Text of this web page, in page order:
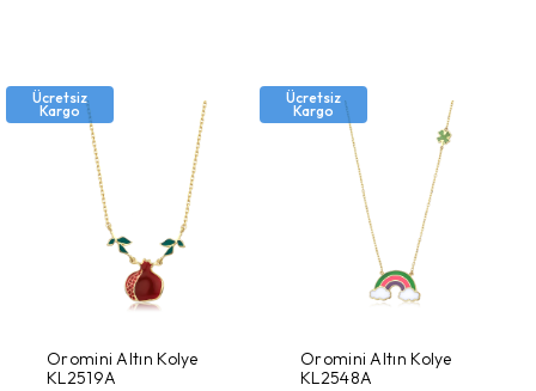
Ücretsiz
Kargo
Oromini Altın Kolye
KL2519A
Ücretsiz
Kargo
Oromini Altın Kolye
KL2548A